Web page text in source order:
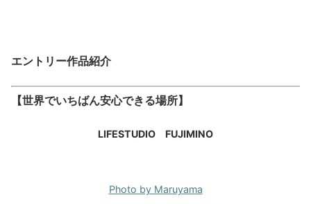
エントリー作品紹介
【世界でいちばん安心できる場所】
LIFESTUDIO FUJIMINO
Photo by Maruyama